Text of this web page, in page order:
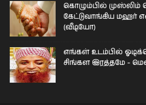
கொழும்பில் முஸ்லிம்
கேட்டுவாங்கிய மஹர்
(வீடியோ)
எங்கள் உடம்பில்
சிங்­கள இரத்­தமே -